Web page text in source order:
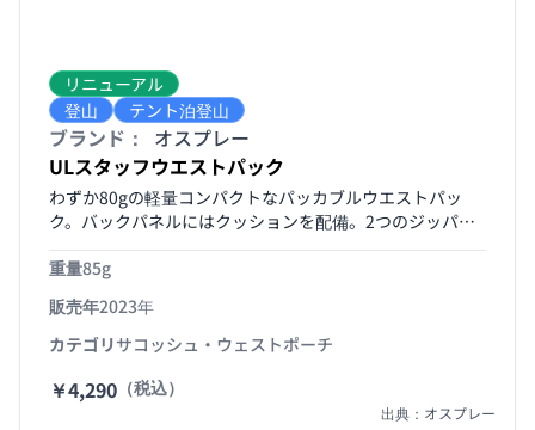
リニューアル
登山
テント泊登山
ブランド：
オスプレー
ULスタッフウエストパック
わずか80gの軽量コンパクトなパッカブルウエストパッ
ク。バックパネルにはクッションを配備。2つのジッパー
付きコンパートメントには内部にオーガナイザーがあり、
毎日の必需品を手元に整理しておくことができます。必要
のないときはポケットに収納できるパッカブル仕様。
重量85g
販売年2023年
カテゴリサコッシュ・ウェストポーチ
￥4,290 （税込）
出典：オスプレー